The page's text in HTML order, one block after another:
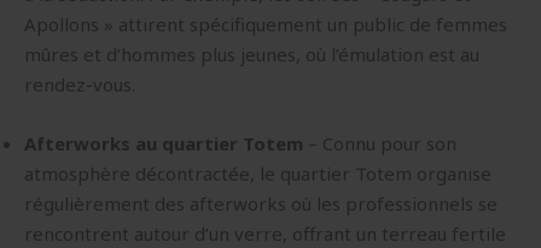
Apollons » attirent spécifiquement un public de femmes
mûres et d’hommes plus jeunes, où l’émulation est au
rendez-vous.
Afterworks au quartier Totem – Connu pour son
atmosphère décontractée, le quartier Totem organise
régulièrement des afterworks où les professionnels se
rencontrent autour d’un verre, offrant un terreau fertile